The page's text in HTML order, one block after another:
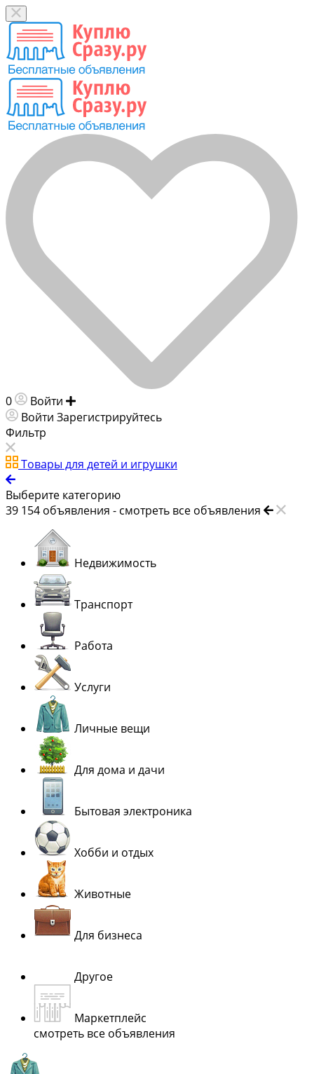
0 Войти
Войти Зарегистрируйтесь
Фильтр
Товары для детей и игрушки
Выберите категорию
39 154 объявления - смотреть все объявления
Недвижимость
Транспорт
Работа
Услуги
Личные вещи
Для дома и дачи
Бытовая электроника
Хобби и отдых
Животные
Для бизнеса
Другое
Маркетплейс
смотреть все объявления